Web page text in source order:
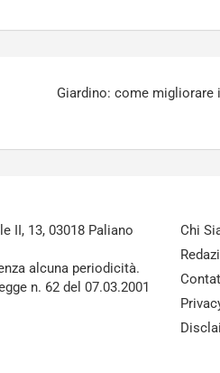
Giardino: come migliorare
II, 13, 03018 Paliano
alcuna periodicità.
n. 62 del 07.03.2001
Chi